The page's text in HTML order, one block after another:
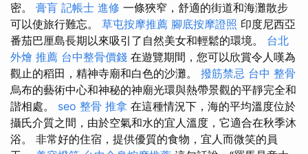
密。 膏肓 記帳士 進修 一條狹窄，舒適的街道和海灘散步
可以使旅行難忘。 草屯按摩推薦 腳底按摩證照 印度尼西亞
番茄巴厘島長期以來吸引了自然美女和輕鬆的環境。 台北
外燴 推薦 台中整骨價錢 在遊覽期間，您可以欣賞令人嘆為
觀止的稻田，精神寺廟和白色的沙灘。 撥筋禁忌 台中 整骨
烏布的藝術中心和神秘的神廟光環與熱帶景觀的平靜完全和
諧相處。 seo 整骨 推拿 在這種情況下，海的平均溫度位於
攝氏介質之間，由於空氣和水的宜人溫度，它適合在秋季沐
浴。 非常好的住宿，提供優質的食物，宜人而微笑的員